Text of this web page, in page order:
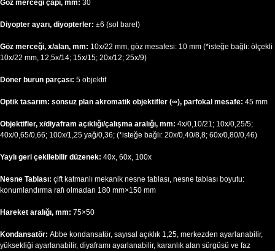
Göz merceği çapı, mm: 30
Diyopter ayarı, diyopterler: ±6 (sol barel)
Göz merceği, x/alan, mm: 10x/22 mm, göz mesafesi: 10 mm (*isteğe bağlı: ölçekli
10x/22 mm, 12,5x/14; 15x/15; 20x/12; 25x/9)
Döner burun parçası: 5 objektif
Optik tasarım: sonsuz plan akromatik objektifler (∞), parfokal mesafe: 45 mm
Objektifler, x/diyafram açıklığı/çalışma aralığı, mm: 4x/0,10/21; 10x/0,25/5;
40x/0,65/0,66; 100x/1,25 yağ/0,36; (*isteğe bağlı: 20x/0,40/8,8; 60x/0,80/0,46)
Yaylı geri çekilebilir düzenek: 40x, 60x, 100x
Nesne Tablası: çift katmanlı mekanik nesne tablası, nesne tablası boyutu:
konumlandırma rafı olmadan 180 mm×150 mm
Hareket aralığı, mm: 75×50
Kondansatör: Abbe kondansatör, sayısal açıklık 1,25, merkezden ayarlanabilir,
yüksekliği ayarlanabilir, diyaframı ayarlanabilir, karanlık alan sürgüsü ve faz